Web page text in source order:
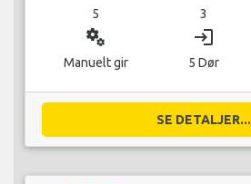
5 3
miscellaneous_services
Manuelt gir
login
5 Dør
SE DETALJER...